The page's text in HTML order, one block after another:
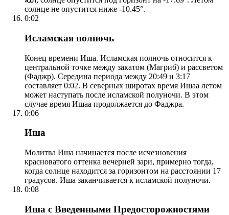
солнце не опустится ниже -10.45°.
0:02
Исламская полночь
Конец времени Иша. Исламская полночь относится к
центральной точке между закатом (Магриб) и рассветом
(Фаджр). Середина периода между 20:49 и 3:17
составляет 0:02. В северных широтах время Ишаа летом
может наступать после исламской полуночи. В этом
случае время Ишаа продолжается до Фаджра.
0:06
Иша
Молитва Иша начинается после исчезновения
красноватого оттенка вечерней зари, примерно тогда,
когда солнце находится за горизонтом на расстоянии 17
градусов. Иша заканчивается к исламской полуночи.
0:08
Иша с Введенными Предосторожностями